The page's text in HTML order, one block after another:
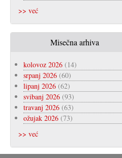
>> već
Misečna arhiva
kolovoz 2026(14)
srpanj 2026(60)
lipanj 2026(62)
svibanj 2026(93)
travanj 2026(63)
ožujak 2026(73)
>> već